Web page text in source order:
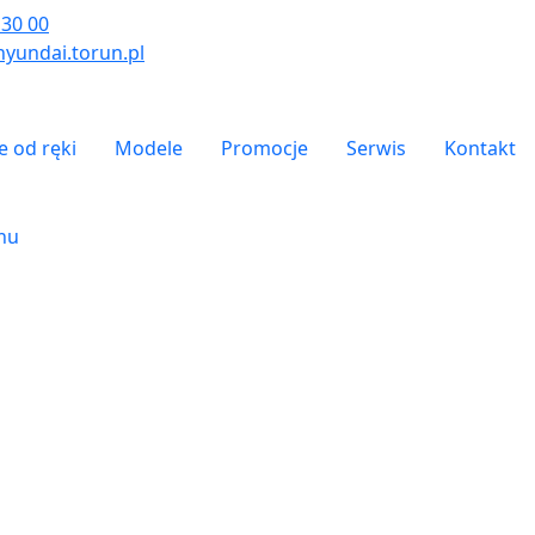
00
- top
od ręki Modele Promocje Serwis
Kontakt